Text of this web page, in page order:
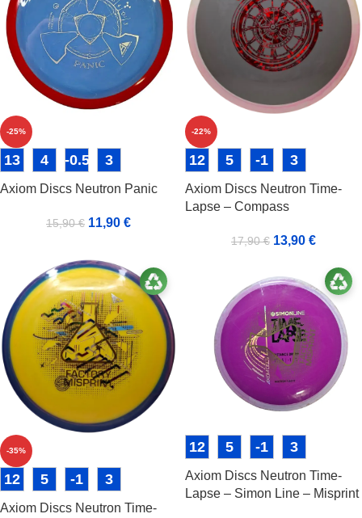
-25%
13 4 -0.5 3
Axiom Discs Neutron Panic
15,90€ 11,90 €
-22%
12 5 -1 3
Axiom Discs Neutron Time-
Lapse – Compass
17,90€ 13,90 €
-35%
12 5 -1 3
Axiom Discs Neutron Time-
12 5 -1 3
Axiom Discs Neutron Time-
Lapse – Simon Line – Misprint